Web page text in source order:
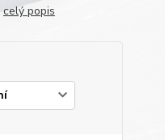
celý popis